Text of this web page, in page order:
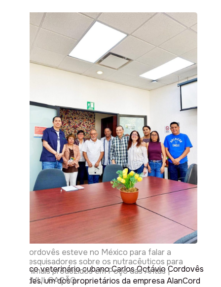
Cordovês esteve no México para falar a
pesquisadores sobre os nutracêuticos para
animais produzidos em Poço das Antas |
DIVULGAÇÃO
O médico veterinário cubano Carlos Octávio Cordovês
Cespedes, um dos proprietários da empresa AlanCord